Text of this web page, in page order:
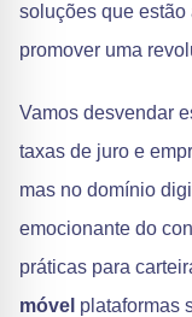
soluções que estão
promover uma
Vamos desvendar
taxas de juro e
mas no domínio
emocionante do
práticas para
móvel plataformas